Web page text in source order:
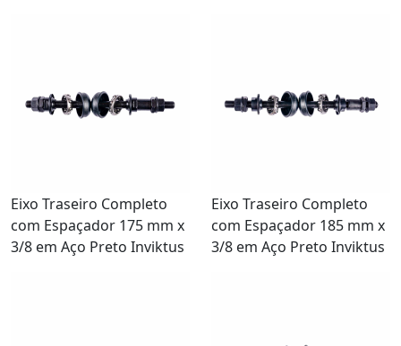
Eixo Traseiro Completo
com Espaçador 175 mm x
3/8 em Aço Preto Inviktus
Eixo Traseiro Completo
com Espaçador 185 mm x
3/8 em Aço Preto Inviktus